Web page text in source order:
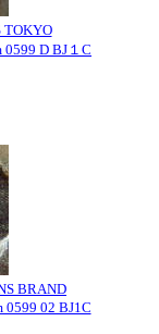
0599 D BJ１C
BRAND
0599 02 BJ1C